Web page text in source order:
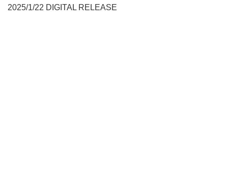
2025/1/22 DIGITAL RELEASE